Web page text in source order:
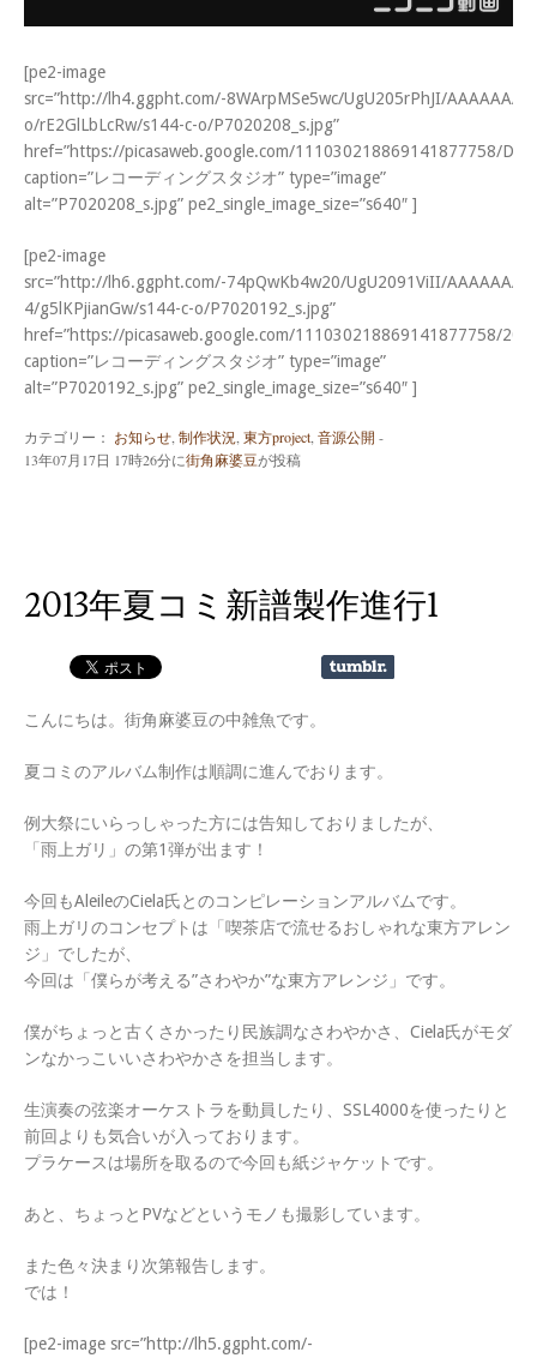
[pe2-image
src=”http://lh4.ggpht.com/-8WArpMSe5wc/UgU205rPhJI/
o/rE2GlLbLcRw/s144-c-o/P7020208_s.jpg”
href=”https://picasaweb.google.com/111030218869141877758/
caption=”レコーディングスタジオ” type=”image”
alt=”P7020208_s.jpg” pe2_single_image_size=”s640″ ]
[pe2-image
src=”http://lh6.ggpht.com/-74pQwKb4w20/UgU2091ViII/
4/g5lKPjianGw/s144-c-o/P7020192_s.jpg”
href=”https://picasaweb.google.com/111030218869141877758/
caption=”レコーディングスタジオ” type=”image”
alt=”P7020192_s.jpg” pe2_single_image_size=”s640″ ]
カテゴリー： お知らせ 制作状況 東方project 音源公開 -
13年07月17日 17時26分に街角麻婆豆が投稿
2013年夏コミ新譜製作進行1
こんにちは。街角麻婆豆の中雑魚です。
夏コミのアルバム制作は順調に進んでおります。
例大祭にいらっしゃった方には告知しておりましたが、
「雨上ガリ」の第1弾が出ます！
今回もAleileのCiela氏とのコンピレーションアルバムです。
雨上ガリのコンセプトは「喫茶店で流せるおしゃれな東方アレン
ジ」でしたが、
今回は「僕らが考える”さわやか”な東方アレンジ」です。
僕がちょっと古くさかったり民族調なさわやかさ、Ciela氏がモダ
ンなかっこいいさわやかさを担当します。
生演奏の弦楽オーケストラを動員したり、SSL4000を使ったりと
前回よりも気合いが入っております。
プラケースは場所を取るので今回も紙ジャケットです。
あと、ちょっとPVなどというモノも撮影しています。
また色々決まり次第報告します。
では！
[pe2-image src=”http://lh5.ggpht.com/-